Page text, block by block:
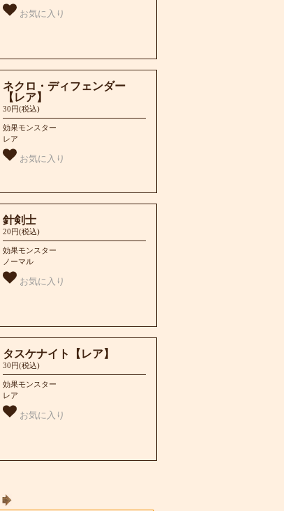
お気に入り
ネクロ・ディフェンダー
【レア】
30円(税込)
効果モンスター
レア
お気に入り
針剣士
20円(税込)
効果モンスター
ノーマル
お気に入り
タスケナイト【レア】
30円(税込)
効果モンスター
レア
お気に入り